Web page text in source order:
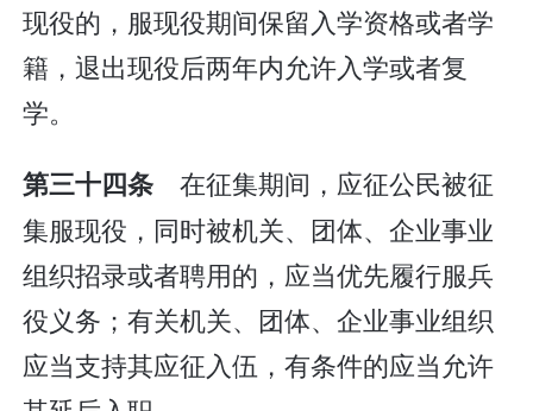
现役的，服现役期间保留入学资格或者学
籍，退出现役后两年内允许入学或者复
学。
第三十四条 在征集期间，应征公民被征
集服现役，同时被机关、团体、企业事业
组织招录或者聘用的，应当优先履行服兵
役义务；有关机关、团体、企业事业组织
应当支持其应征入伍，有条件的应当允许